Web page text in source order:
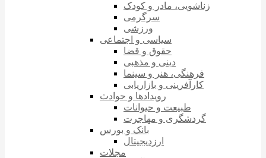
زناشویی، مادر و کودک
سرگرمی
ورزشی
سیاسی و اجتماعی
حقوق و قضا
دینی و مذهبی
فرهنگی، هنر و سینما
کارآفرینی و بازاریابی
رویدادها و حوادث
طبیعت و حیوانات
گردشگری و مهاجرت
بانک و بورس
ارزدیجیتال
مجلات